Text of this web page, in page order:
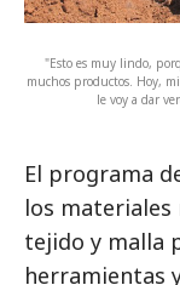
"Esto es muy lindo,
muchos productos. Hoy,
le voy a dar
El programa
los materiales
tejido y malla
herramientas